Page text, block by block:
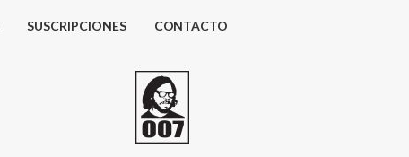
SUSCRIPCIONES CONTACTO